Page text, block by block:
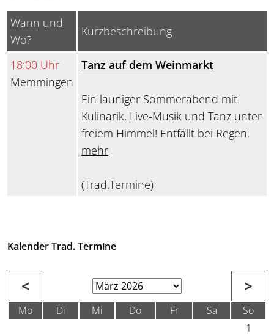
Wann und
Wo?
Kurzbeschreibung
18:00 Uhr
Memmingen
Tanz auf dem Weinmarkt
Ein launiger Sommerabend mit
Kulinarik, Live-Musik und Tanz unter
freiem Himmel! Entfällt bei Regen.
mehr
(Trad.Termine)
Kalender Trad. Termine
< >
Mo Di Mi Do Fr Sa
So
1